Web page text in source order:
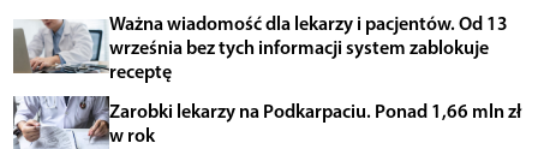
Ważna wiadomość dla lekarzy i pacjentów. Od 13
września bez tych informacji system zablokuje
receptę
Zarobki lekarzy na Podkarpaciu. Ponad 1,66 mln zł
w rok